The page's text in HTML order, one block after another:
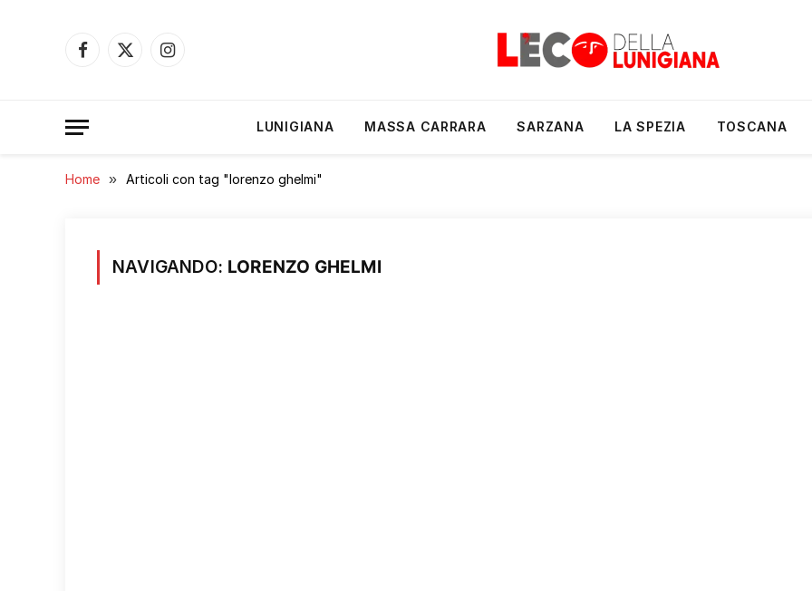
Facebook
X
Instagram
LUNIGIANA MASSA CARRARA SARZANA LA SPEZIA TOSCANA
Home » Articoli con tag "lorenzo ghelmi"
NAVIGANDO: LORENZO GHELMI